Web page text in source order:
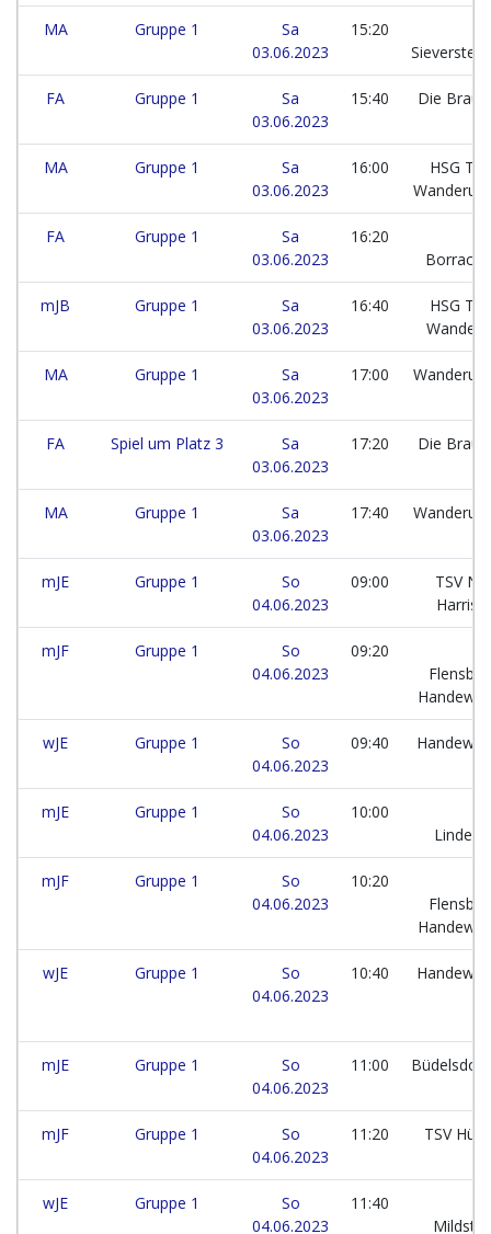
MA Gruppe 1
Sa
03.06.2023
15:20
FA Gruppe 1
Sa
03.06.2023
15:40 Die
MA Gruppe 1
Sa
03.06.2023
16:00
HSG
FA Gruppe 1
Sa
03.06.2023
16:20
mJB Gruppe 1
Sa
03.06.2023
16:40
HSG
MA Gruppe 1
Sa
03.06.2023
17:00
FA Spiel um Platz 3
Sa
03.06.2023
17:20 Die
MA Gruppe 1
Sa
03.06.2023
17:40
mJE Gruppe 1
So
04.06.2023
09:00
TSV
mJF Gruppe 1
So
04.06.2023
09:20
wJE Gruppe 1
So
04.06.2023
09:40
mJE Gruppe 1
So
04.06.2023
10:00
mJF Gruppe 1
So
04.06.2023
10:20
wJE Gruppe 1
So
04.06.2023
10:40
mJE Gruppe 1
So
04.06.2023
11:00
mJF Gruppe 1
So
04.06.2023
11:20 TSV
wJE Gruppe 1
So
04.06.2023
11:40